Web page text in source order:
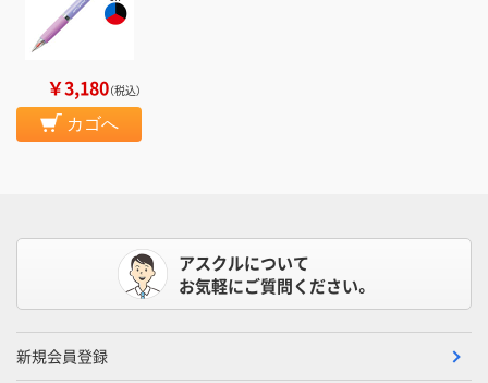
￥3,180（税込）
カゴへ
アスクルについて
お気軽にご質問ください。
新規会員登録